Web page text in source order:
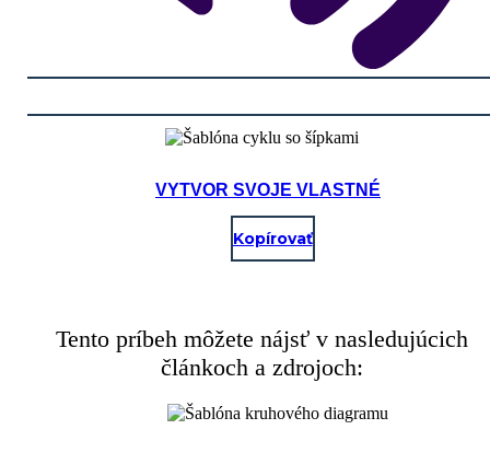
VYTVOR SVOJE VLASTNÉ
Kopírovať
Tento príbeh môžete nájsť v nasledujúcich
článkoch a zdrojoch: